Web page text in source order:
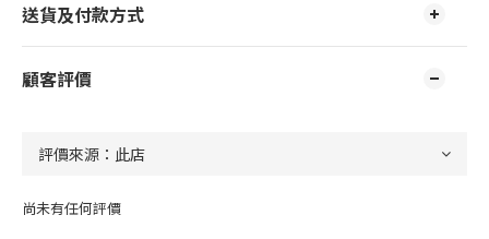
送貨及付款方式
顧客評價
尚未有任何評價